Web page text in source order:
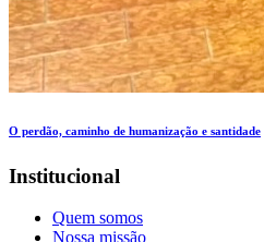
O perdão, caminho de humanização e santidade
Institucional
Quem somos
Nossa missão